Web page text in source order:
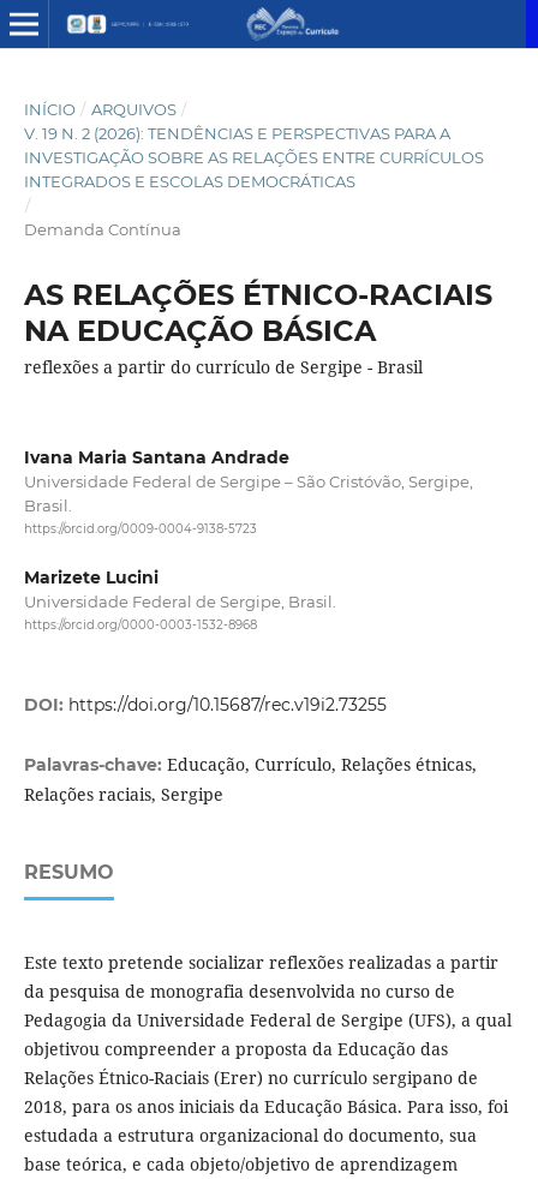
INÍCIO / ARQUIVOS /
V. 19 N. 2 (2026): TENDÊNCIAS E PERSPECTIVAS PARA A
INVESTIGAÇÃO SOBRE AS RELAÇÕES ENTRE CURRÍCULOS
INTEGRADOS E ESCOLAS DEMOCRÁTICAS
/
Demanda Contínua
AS RELAÇÕES ÉTNICO-RACIAIS
NA EDUCAÇÃO BÁSICA
reflexões a partir do currículo de Sergipe - Brasil
Ivana Maria Santana Andrade
Universidade Federal de Sergipe – São Cristóvão, Sergipe,
Brasil.
https://orcid.org/0009-0004-9138-5723
Marizete Lucini
Universidade Federal de Sergipe, Brasil.
https://orcid.org/0000-0003-1532-8968
DOI: https://doi.org/10.15687/rec.v19i2.73255
Palavras-chave: Educação, Currículo, Relações étnicas,
Relações raciais, Sergipe
RESUMO
Este texto pretende socializar reflexões realizadas a partir
da pesquisa de monografia desenvolvida no curso de
Pedagogia da Universidade Federal de Sergipe (UFS), a qual
objetivou compreender a proposta da Educação das
Relações Étnico-Raciais (Erer) no currículo sergipano de
2018, para os anos iniciais da Educação Básica. Para isso, foi
estudada a estrutura organizacional do documento, sua
base teórica, e cada objeto/objetivo de aprendizagem